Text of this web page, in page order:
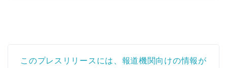
このプレスリリースには、報道機関向けの情報が